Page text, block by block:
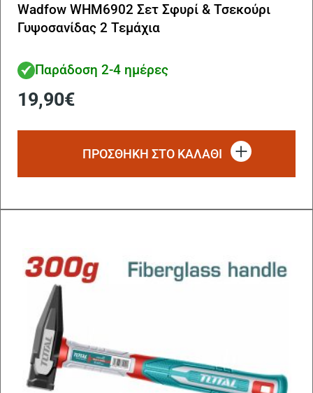
Wadfow WHM6902 Σετ Σφυρί & Τσεκούρι
Γυψοσανίδας 2 Τεμάχια
Παράδοση 2-4 ημέρες
19,90€
ΠΡΟΣΘΗΚΗ ΣΤΟ ΚΑΛΑΘΙ